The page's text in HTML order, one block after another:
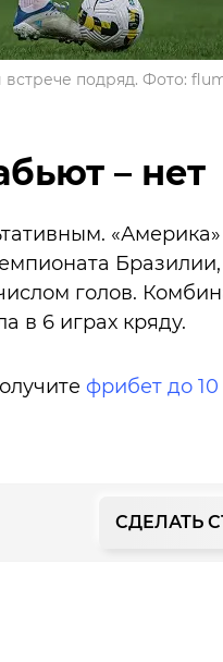
подряд. Фото:
– нет
голов.
в 6 играх кряду.
фрибет до
СДЕЛАТЬ